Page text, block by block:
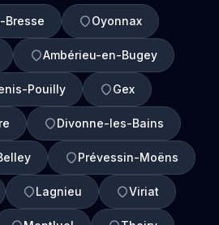
Bresse Oyonnax
Ambérieu-en-Bugey
Pouilly Gex
Divonne-les-Bains
Prévessin-Moëns
Lagnieu Viriat